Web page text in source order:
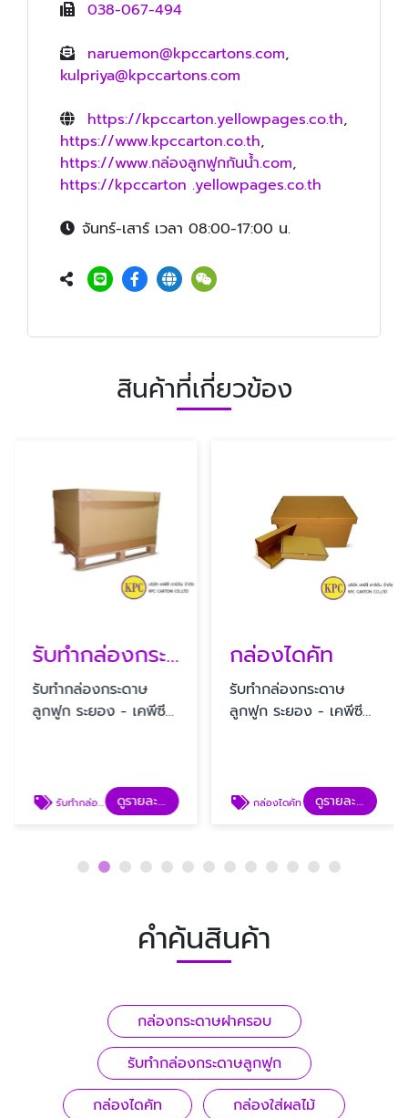
038-067-494
naruemon@kpccartons.com,
kulpriya@kpccartons.com
https://kpccarton.yellowpages.co.th,
https://www.kpccarton.co.th,
https://www.กล่องลูกฟูกกันน้ำ.com,
https://kpccarton .yellowpages.co.th
จันทร์-เสาร์ เวลา 08:00-17:00 น.
สินค้าที่เกี่ยวข้อง
รับทํากล่องกระดาษลูกฟูก
รับทํากล่องกระดาษ
ลูกฟูก ระยอง - เคพีซี
รับทํากล่องกระดาษลูกฟูก ดูรายละเอียด
กล่องไดคัท
รับทํากล่องกระดาษ
ลูกฟูก ระยอง - เคพีซี
กล่องไดคัท ดูรายละเอียด
คำค้นสินค้า
กล่องกระดาษฝาครอบ
รับทํากล่องกระดาษลูกฟูก
กล่องไดคัท
กล่องใส่ผลไม้